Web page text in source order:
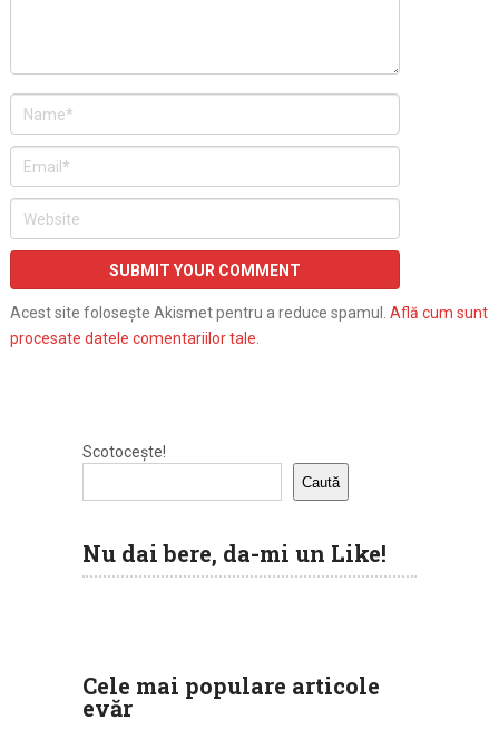
Acest site folosește Akismet pentru a reduce spamul. Află cum sunt
procesate datele comentariilor tale
Scotocește!
Caută
Nu dai bere, da-mi un Like!
Cele mai populare articole
evăr